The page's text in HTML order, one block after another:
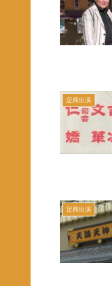
定席出演
定席出演